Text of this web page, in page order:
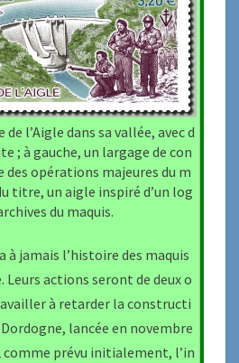
l’Aigle dans sa vallée, avec d
; à gauche, un largage de con
des opérations majeures du m
titre, un aigle inspiré d’un log
du maquis.
jamais l’histoire des maquis
Leurs actions seront de deux o
à retarder la constructi
lancée en novembre
comme prévu initialement, l’in